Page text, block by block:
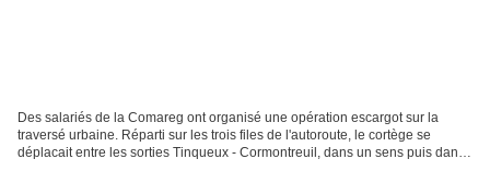
Des salariés de la Comareg ont organisé une opération escargot sur la
traversé urbaine. Réparti sur les trois files de l'autoroute, le cortège se
déplacait entre les sorties Tinqueux - Cormontreuil, dans un sens puis dans